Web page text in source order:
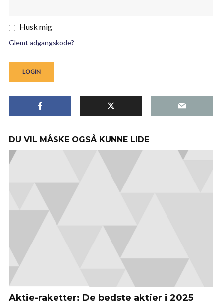
Husk mig
Glemt adgangskode?
DU VIL MÅSKE OGSÅ KUNNE LIDE
Aktie-raketter: De bedste aktier i 2025